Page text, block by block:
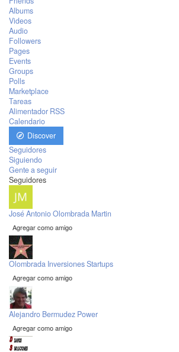
Albums
Videos
Audio
Followers
Pages
Events
Groups
Polls
Marketplace
Tareas
Alimentador RSS
Calendario
Discover
Seguidores
Siguiendo
Gente a seguir
Seguidores
José Antonio Olombrada Martin
Agregar como amigo
Olombrada Inversiones Startups
Agregar como amigo
Alejandro Bermudez Power
Agregar como amigo